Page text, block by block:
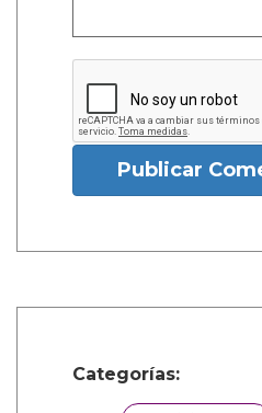
Publicar
Categorías: